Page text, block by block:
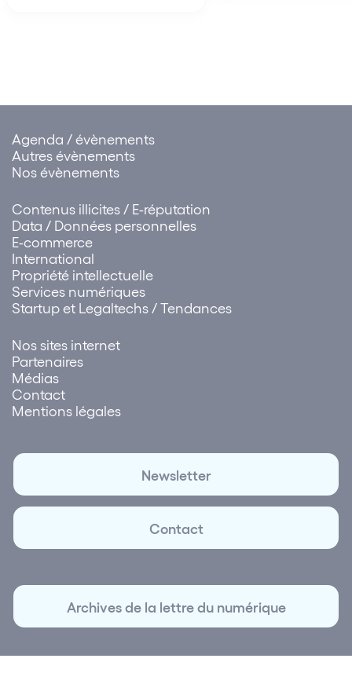
Agenda / évènements
Autres évènements
Nos évènements
Contenus illicites / E-réputation
Data / Données personnelles
E-commerce
International
Propriété intellectuelle
Services numériques
Startup et Legaltechs / Tendances
Nos sites internet
Partenaires
Médias
Contact
Mentions légales
Newsletter
Contact
Archives de la lettre du numérique